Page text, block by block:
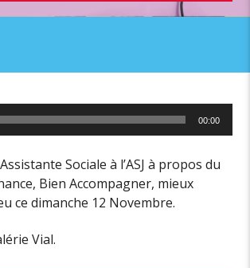
00:00
Sociale à l’ASJ à propos du
Bien Accompagner, mieux
ce dimanche 12 Novembre.
Vial.